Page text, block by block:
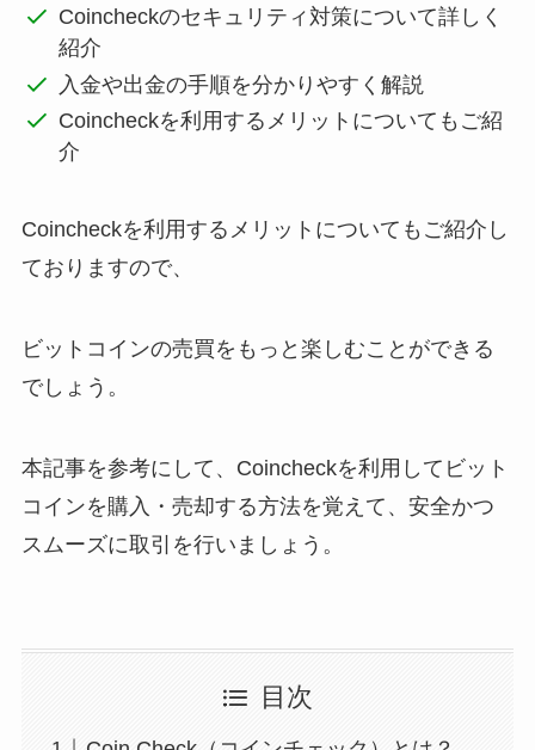
Coincheckのセキュリティ対策について詳しく
紹介
入金や出金の手順を分かりやすく解説
Coincheckを利用するメリットについてもご紹
介
Coincheckを利用するメリットについてもご紹介し
ておりますので、
ビットコインの売買をもっと楽しむことができる
でしょう。
本記事を参考にして、Coincheckを利用してビット
コインを購入・売却する方法を覚えて、安全かつ
スムーズに取引を行いましょう。
目次